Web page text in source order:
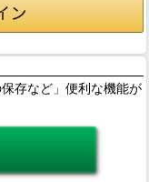
存など」便利な機能が